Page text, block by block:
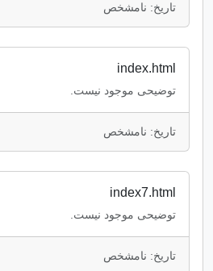
تاریخ: نامشخص
index.html
توضیحی موجود نیست.
تاریخ: نامشخص
index7.html
توضیحی موجود نیست.
تاریخ: نامشخص